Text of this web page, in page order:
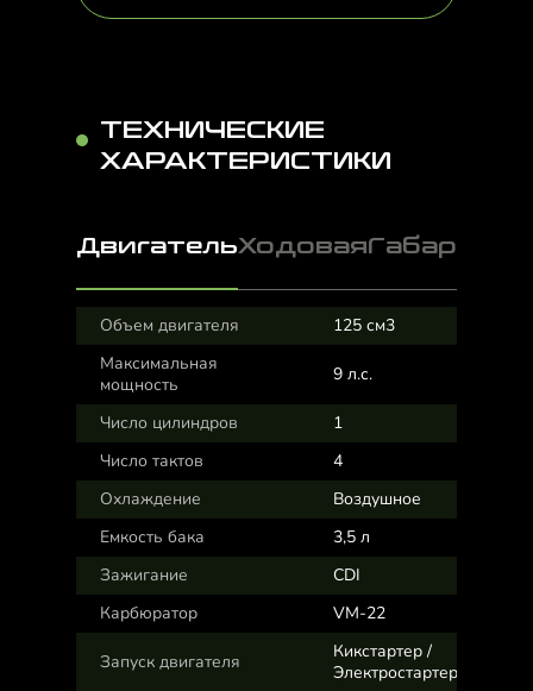
ТЕХНИЧЕСКИЕ
ХАРАКТЕРИСТИКИ
ДвигательХодоваяГабариты
Объем двигателя
125 см3
Максимальная
мощность
9 л.с.
Число цилиндров
1
Число тактов
4
Охлаждение
Воздушное
Емкость бака
3,5 л
Зажигание
CDI
Карбюратор
VM-22
Запуск двигателя
Кикстартер /
Электростартер